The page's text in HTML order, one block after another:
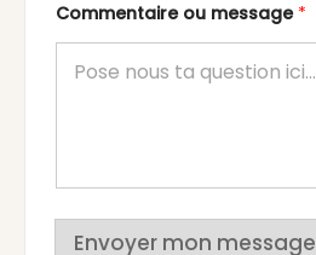
Commentaire ou message *
Envoyer mon message